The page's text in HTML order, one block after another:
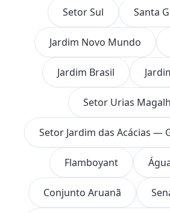
Setor Sul Santa
Jardim Novo Mundo
Jardim Brasil
Setor Urias
Setor Jardim das Acácias —
Flamboyant
Conjunto Aruanã